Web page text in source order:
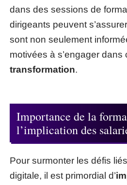
dans des sessions de
dirigeants peuvent
sont non seulement
motivées à s’engager dans
transformation.
Importance de la
l’implication des
Pour surmonter les défis
digitale, il est primordial d’